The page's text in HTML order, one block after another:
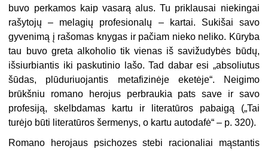
buvo perkamos kaip vasarą alus. Tu priklausai niekingai
rašytojų – melagių profesionalų – kartai. Sukišai savo
gyvenimą į rašomas knygas ir pačiam nieko neliko. Kūryba
tau buvo greta alkoholio tik vienas iš savižudybės būdų,
išsiurbiantis iki paskutinio lašo. Tad dabar esi „absoliutus
šūdas, plūduriuojantis metafizinėje eketėje“. Neigimo
brūkšniu romano herojus perbraukia pats save ir savo
profesiją, skelbdamas kartu ir literatūros pabaigą („Tai
turėjo būti literatūros šermenys, o kartu autodafė“ – p. 320).
Romano herojaus psichozes stebi racionaliai mąstantis